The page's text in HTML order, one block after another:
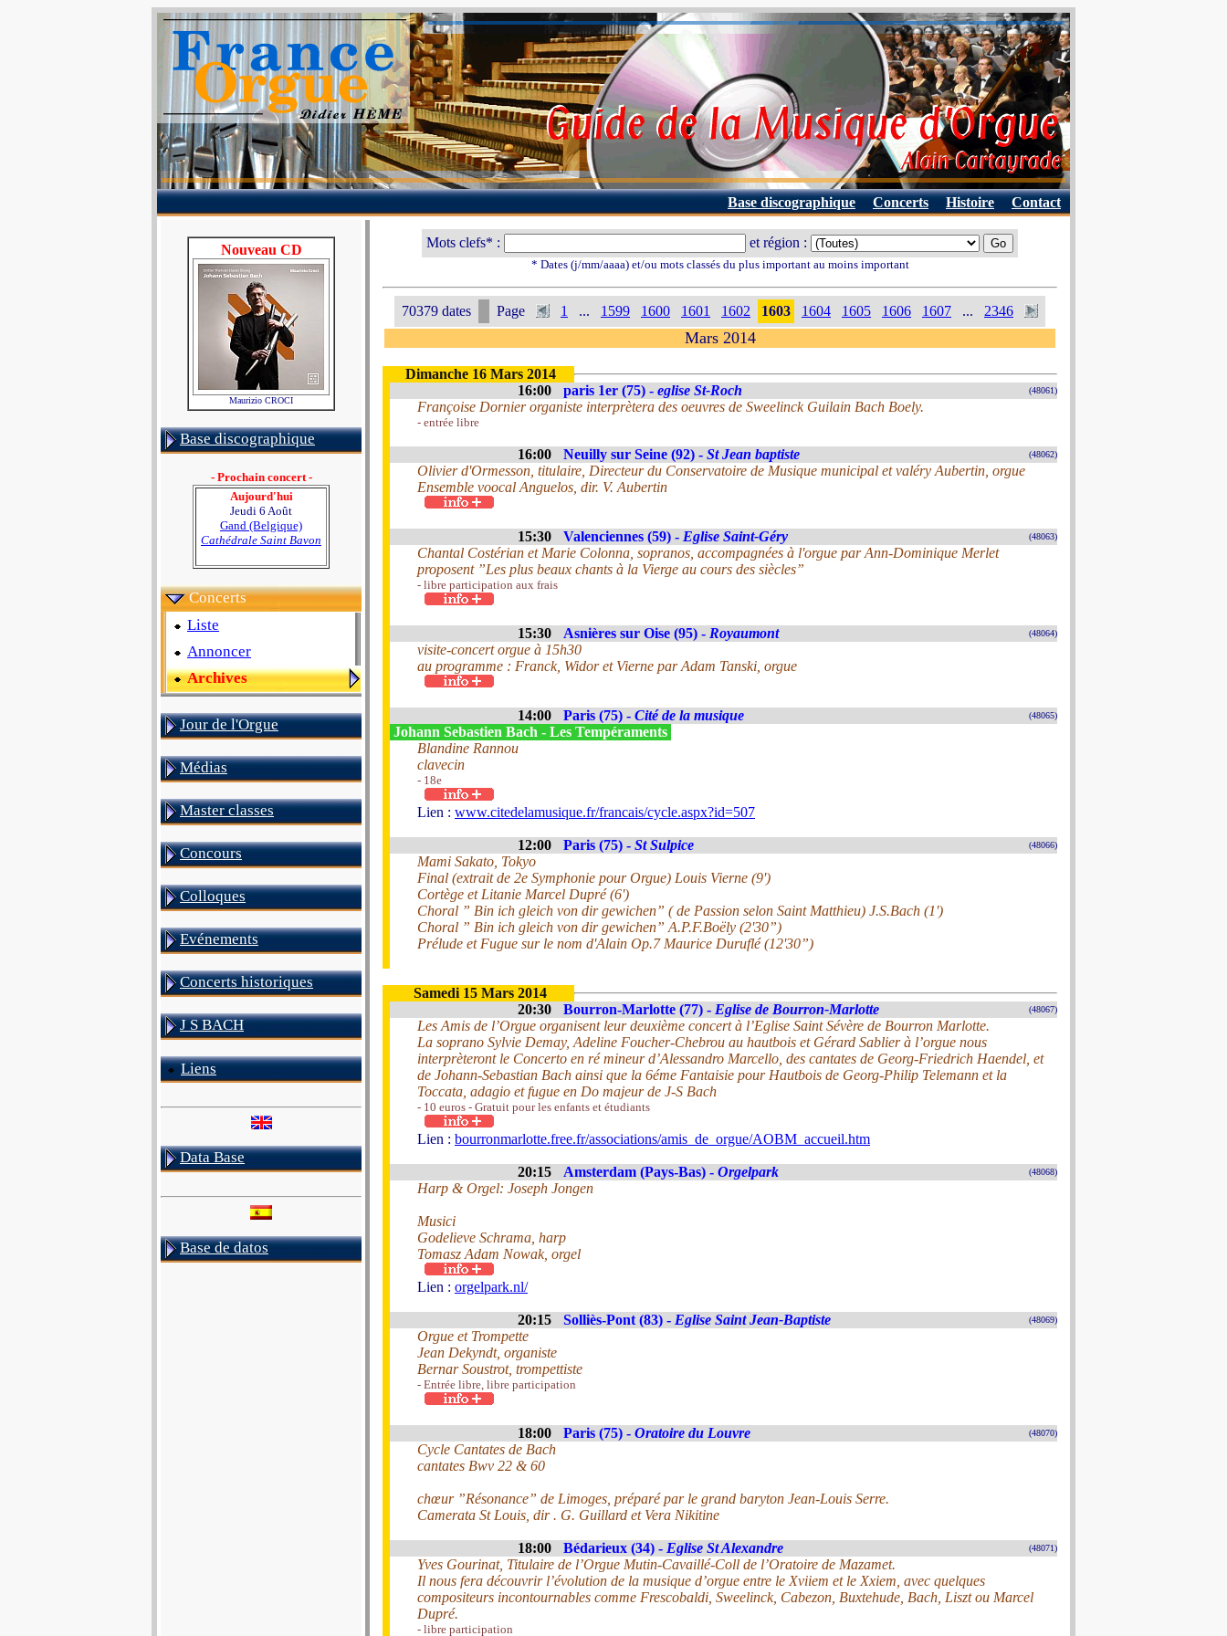
Base discographique Concerts Histoire Contact
Nouveau CD
Maurizio CROCI
Base discographique
- Prochain concert -
Aujourd'hui
Jeudi 6 Août
Gand (Belgique)
Cathédrale Saint Bavon
Concerts
Liste
Annoncer
Archives
Jour de l'Orgue
Médias
Master classes
Concours
Colloques
Evénements
Concerts historiques
J S BACH
Liens
Data Base
Base de datos
Mots clefs* : et région :
* Dates (j/mm/aaaa) et/ou mots classés du plus important au moins important
70379 dates Page 1 ... 1599 1600 1601 1602 1603 1604 1605 1606 1607 ... 2346
Mars 2014
Dimanche 16 Mars 2014
16:00
paris 1er (75) - eglise St-Roch (48061)
Françoise Dornier organiste interprètera des oeuvres de Sweelinck Guilain Bach Boely.
- entrée libre
16:00 Neuilly sur Seine (92) - St Jean baptiste (48062)
Olivier d'Ormesson, titulaire, Directeur du Conservatoire de Musique municipal et valéry Aubertin, orgue
Ensemble voocal Anguelos, dir. V. Aubertin
15:30 Valenciennes (59) - Eglise Saint-Géry (48063)
Chantal Costérian et Marie Colonna, sopranos, accompagnées à l'orgue par Ann-Dominique Merlet
proposent ”Les plus beaux chants à la Vierge au cours des siècles”
- libre participation aux frais
15:30 Asnières sur Oise (95) - Royaumont (48064)
visite-concert orgue à 15h30
au programme : Franck, Widor et Vierne par Adam Tanski, orgue
14:00 Paris (75) - Cité de la musique (48065)
Johann Sebastien Bach - Les Tempéraments
Blandine Rannou
clavecin
- 18e
Lien : www.citedelamusique.fr/francais/cycle.aspx?id=507
12:00 Paris (75) - St Sulpice (48066)
Mami Sakato, Tokyo
Final (extrait de 2e Symphonie pour Orgue) Louis Vierne (9')
Cortège et Litanie Marcel Dupré (6')
Choral ” Bin ich gleich von dir gewichen” ( de Passion selon Saint Matthieu) J.S.Bach (1')
Choral ” Bin ich gleich von dir gewichen” A.P.F.Boëly (2'30”)
Prélude et Fugue sur le nom d'Alain Op.7 Maurice Duruflé (12'30”)
Samedi 15 Mars 2014
20:30
Bourron-Marlotte (77) - Eglise de Bourron-Marlotte (48067)
Les Amis de l’Orgue organisent leur deuxième concert à l’Eglise Saint Sévère de Bourron Marlotte.
La soprano Sylvie Demay, Adeline Foucher-Chebrou au hautbois et Gérard Sablier à l’orgue nous
interprèteront le Concerto en ré mineur d’Alessandro Marcello, des cantates de Georg-Friedrich Haendel, et
de Johann-Sebastian Bach ainsi que la 6éme Fantaisie pour Hautbois de Georg-Philip Telemann et la
Toccata, adagio et fugue en Do majeur de J-S Bach
- 10 euros - Gratuit pour les enfants et étudiants
Lien : bourronmarlotte.free.fr/associations/amis_de_orgue/AOBM_accueil.htm
20:15 Amsterdam (Pays-Bas) - Orgelpark (48068)
Harp & Orgel: Joseph Jongen
Musici
Godelieve Schrama, harp
Tomasz Adam Nowak, orgel
Lien : orgelpark.nl/
20:15 Solliès-Pont (83) - Eglise Saint Jean-Baptiste (48069)
Orgue et Trompette
Jean Dekyndt, organiste
Bernar Soustrot, trompettiste
- Entrée libre, libre participation
18:00 Paris (75) - Oratoire du Louvre (48070)
Cycle Cantates de Bach
cantates Bwv 22 & 60
chœur ”Résonance” de Limoges, préparé par le grand baryton Jean-Louis Serre.
Camerata St Louis, dir . G. Guillard et Vera Nikitine
18:00 Bédarieux (34) - Eglise St Alexandre (48071)
Yves Gourinat, Titulaire de l’Orgue Mutin-Cavaillé-Coll de l’Oratoire de Mazamet.
Il nous fera découvrir l’évolution de la musique d’orgue entre le Xviiem et le Xxiem, avec quelques
compositeurs incontournables comme Frescobaldi, Sweelinck, Cabezon, Buxtehude, Bach, Liszt ou Marcel
Dupré.
- libre participation